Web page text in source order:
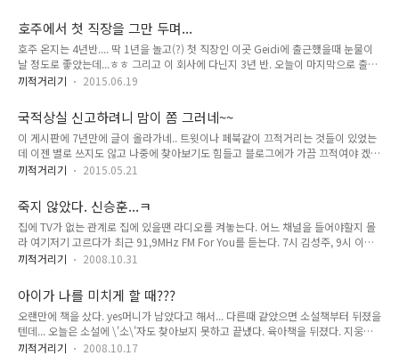
다. 얼떨결에 그래 그럼 하고 나두 집에있는 70불 짜리 kmart자
전거로 15km를 출근해 보았더..
서 불을 따뜻하게 했던 온돌 기와집이 었는데...모든게 자연이었다. 흙파서 놀고 밭에
가서 할머니 일하실때 옆에서 거들면서 장난치고..심지어는 화장실에서 똥퍼서 밭에
다 뿌리기도했는데 이모네 형이 도망가버려서 내가 똥지개를 짊었던 기억도 있다..ㅋ
ㅋ 여름엔 근처 황룡강가에서 물놀이하고 겨울엔 뒷동산에 올라가 눈썰매 타고 눈사
람 만들고...부엌에서 불때면서 장난치고.. 비오는날 처마밑..
호주에서 첫 직장을 그만 두며...
호주 온지는 4년반.... 딱 1년을 놀고(?) 첫 직장인 이곳 Geidi에 출근했을때 눈물이
날 정도로 좋았는데...ㅎㅎ 그리고 이 회사에 다닌지 3년 반. 오늘이 마지막으로 출근
하는 날이다. 그냥 회사 옮기기로 결정했을때는 그냥 덤덤했는데.. 막상 어제 작별인
려고 했다.. hotdog로 오늘도 Friday Free lunch 같이 먹고 beer도 한잔씩 하며 웃
으며 보내주는 고마운 동료들... 한국의 직장 생활과 다르게 조그마한 회사에서의 여
유를 마음껏 누리며 많은걸 배웠던거 같다. 근데 이놈의 사장은 시드니 가서 2년째
있더니 얼마전에 발리에 놀러간건지 휴가간건지...오늘 온다던데... 난 또 나 환송해주
러 오는 줄 ..
끼적거리기 2015.06.19
국적상실 신고하려니 맘이 쫌 그러네~~
이 게시판에 7년만에 글이 올라가네.. 트윗이나 페북같이 끄적거리는 것들이 있었는
데 이젠 별로 쓰지도 않고 나중에 찾아보기도 힘들고 블로그에가 가끔 끄적여야 겠
다. 작년 12월에 호주 시민권 받을때만해도 그냥 뭐 운전면허증 새로 따는 것 같았는
대한민국 법상으로는 다른나라 시민권을 획득한 날이 대한민국 국적을 상실한 날이
긴 한데..ㅠㅠ 초등학교땐 일본에 있는 재일동포들도 국적을 지키며 살아가는 그런
이야기들으며 국적을 포기하면 매국노같은 그런 분위기 였는데.. 내가 대한민국국적
을 포기할 줄이야~~~ 현재 사는 이곳에서 의무와 권리를 다해야 할것 같아서 신청한
호주 시민권. 아이들도 덩달아 신청하긴 했지만..지들이 원하면 다시..
끼적거리기 2015.05.21
죽지 않았다. 신승훈...ㅋ
집에 TV가 없는 관계로 집에 있을땐 라디오를 켜놓는다. 어느 채널을 들어야할지 몰
라 여기저기 고르다가 최근 91,9MHz FM For You를 듣는다. 7시 김성주, 9시 이문
제, 11시 김기덕, 12시 김효진 2시 박명수 4시 이소라 6시 배철수 아주 꿰고 있다. 가
반이란다. 그런데 오늘아침... 이문세 프로그램의 미니 콘서트에 출연중이다. 진행
중... 설겆이, 우유병 씻는거 제끼고 주헌이를 업어버렸다. 기어다니면 신경써야 하니
까.ㅋㅋ 그리고 재웠다. 3장의 프로젝트 음반이란다. 이번이 첫번째. 오랜만에 한번
장만해야겠다. 신승훈은 데뷔때부터 좋아했다. 처음 우리집 CD를 장만한 것도 신승
훈 1집이었다. 그리고 LP는 ..
끼적거리기 2008.10.31
아이가 나를 미치게 할 때???
오랜만에 책을 샀다. yes머니가 남았다고 해서... 다른때 같았으면 소설책부터 뒤졌을
텐데... 오늘은 소설에 \'소\'자도 찾아보지 못하고 끝냈다. 육아책을 뒤졌다. 지웅이
가 이제 5살이 됐음에도 불구하고 육아책 하나 사서 보지 않았다. 이제 본격적으로
끼적거리기 2008.10.17